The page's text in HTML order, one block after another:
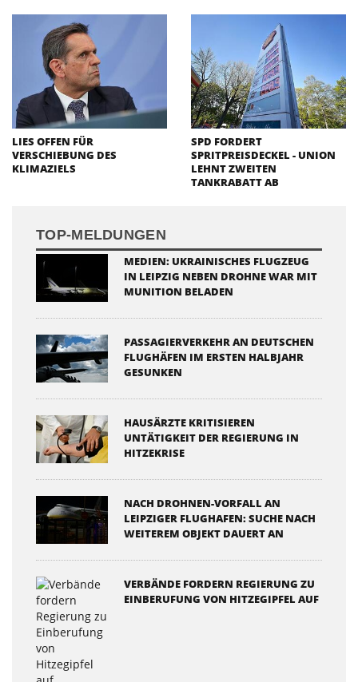
LIES OFFEN FÜR
VERSCHIEBUNG DES
KLIMAZIELS
SPD FORDERT
SPRITPREISDECKEL - UNION
LEHNT ZWEITEN
TANKRABATT AB
TOP-MELDUNGEN
MEDIEN: UKRAINISCHES FLUGZEUG
IN LEIPZIG NEBEN DROHNE WAR MIT
MUNITION BELADEN
PASSAGIERVERKEHR AN DEUTSCHEN
FLUGHÄFEN IM ERSTEN HALBJAHR
GESUNKEN
HAUSÄRZTE KRITISIEREN
UNTÄTIGKEIT DER REGIERUNG IN
HITZEKRISE
NACH DROHNEN-VORFALL AN
LEIPZIGER FLUGHAFEN: SUCHE NACH
WEITEREM OBJEKT DAUERT AN
VERBÄNDE FORDERN REGIERUNG ZU
EINBERUFUNG VON HITZEGIPFEL AUF